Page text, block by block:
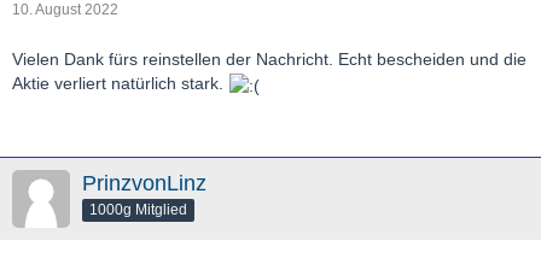
10. August 2022
Vielen Dank fürs reinstellen der Nachricht. Echt bescheiden und die
Aktie verliert natürlich stark.
PrinzvonLinz
1000g Mitglied